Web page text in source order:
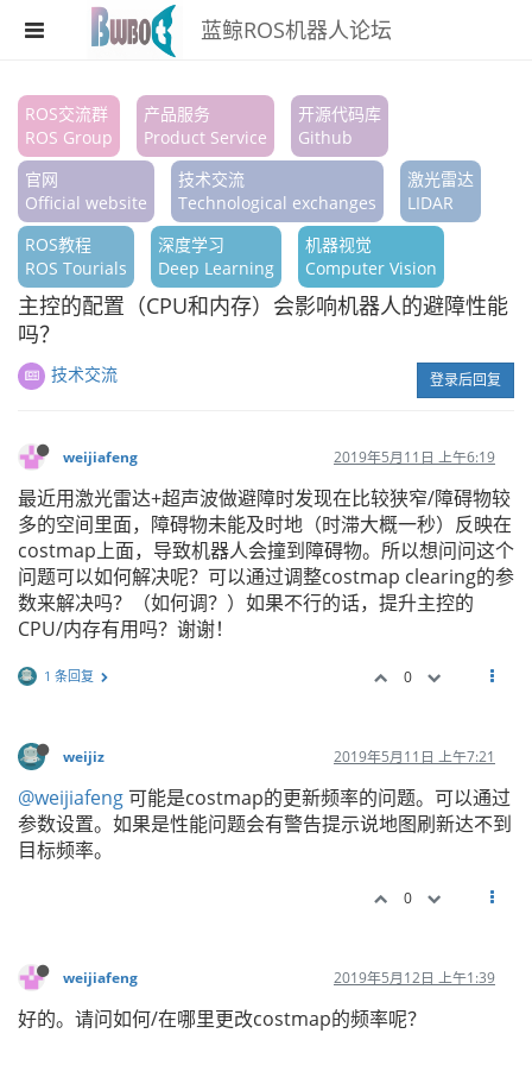
蓝鲸ROS机器人论坛
注册
登录
搜索
版块
话题
热门
ROS交流群
ROS Group
产品服务
Product Service
开源代码库
Github
官网
Official website
技术交流
Technological exchanges
激光雷达
LIDAR
ROS教程
ROS Tourials
深度学习
Deep Learning
机器视觉
Computer Vision
主控的配置（CPU和内存）会影响机器人的避障性能
吗？
技术交流 登录后回复
weijiafeng 2019年5月11日 上午6:19
最近用激光雷达+超声波做避障时发现在比较狭窄/障碍物较
多的空间里面，障碍物未能及时地（时滞大概一秒）反映在
costmap上面，导致机器人会撞到障碍物。所以想问问这个
问题可以如何解决呢？可以通过调整costmap clearing的参
数来解决吗？（如何调？）如果不行的话，提升主控的
CPU/内存有用吗？谢谢！
1 条回复 0
weijiz 2019年5月11日 上午7:21
@weijiafeng 可能是costmap的更新频率的问题。可以通过
参数设置。如果是性能问题会有警告提示说地图刷新达不到
目标频率。
0
weijiafeng 2019年5月12日 上午1:39
好的。请问如何/在哪里更改costmap的频率呢？